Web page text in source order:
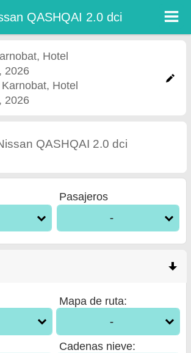
asientos para niños gratis, conductores adicionales gratis, precios más bajos de alquiler
QASHQAI 2.0 dci
, Hotel
2026
Karnobat, Hotel
2026
QASHQAI 2.0 dci
Pasajeros
-
Mapa de ruta:
-
Cadenas nieve: